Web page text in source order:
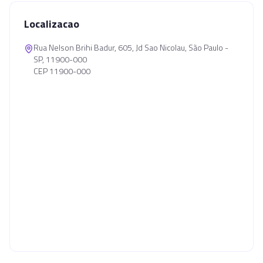
Localizacao
Rua Nelson Brihi Badur, 605, Jd Sao Nicolau, São Paulo -
SP, 11900-000
CEP 11900-000